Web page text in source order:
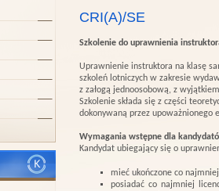
CRI(A)/SE
Szkolenie do uprawnienia
Uprawnienie instruktora na klasę
szkoleń lotniczych w zakresie
z załogą jednoosobową, z
Szkolenie składa się z części
dokonywaną przez upoważnionego
Wymagania wstępne dla
Kandydat ubiegający się o
mieć ukończone co
posiadać co najmniej